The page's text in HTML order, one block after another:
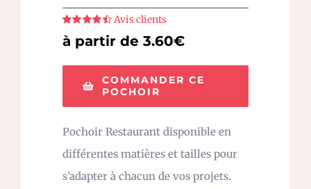
Note
sur
5
Avis clients
à partir de 3.60€
COMMANDER CE
POCHOIR
Pochoir Restaurant disponible en
différentes matières et tailles pour
s’adapter à chacun de vos projets.